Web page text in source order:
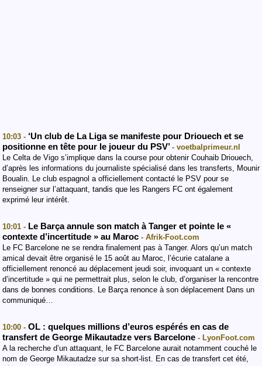
10:03 - ‘Un club de La Liga se manifeste pour Driouech et se
positionne en tête pour le joueur du PSV’ - voetbalprimeur.nl
Le Celta de Vigo s’implique dans la course pour obtenir Couhaib Driouech,
d’après les informations du journaliste spécialisé dans les transferts, Mounir
Boualin. Le club espagnol a officiellement contacté le PSV pour se
renseigner sur l’attaquant, tandis que les Rangers FC ont également
exprimé leur intérêt.
10:01 - Le Barça annule son match à Tanger et pointe le «
contexte d’incertitude » au Maroc - Afrik-Foot.com
Le FC Barcelone ne se rendra finalement pas à Tanger. Alors qu’un match
amical devait être organisé le 15 août au Maroc, l’écurie catalane a
officiellement renoncé au déplacement jeudi soir, invoquant un « contexte
d’incertitude » qui ne permettrait plus, selon le club, d’organiser la rencontre
dans de bonnes conditions. Le Barça renonce à son déplacement Dans un
communiqué…
10:00 - OL : quelques millions d’euros espérés en cas de
transfert de George Mikautadze vers Barcelone - LyonFoot.com
A la recherche d’un attaquant, le FC Barcelone aurait notamment couché le
nom de George Mikautadze sur sa short-list. En cas de transfert cet été,